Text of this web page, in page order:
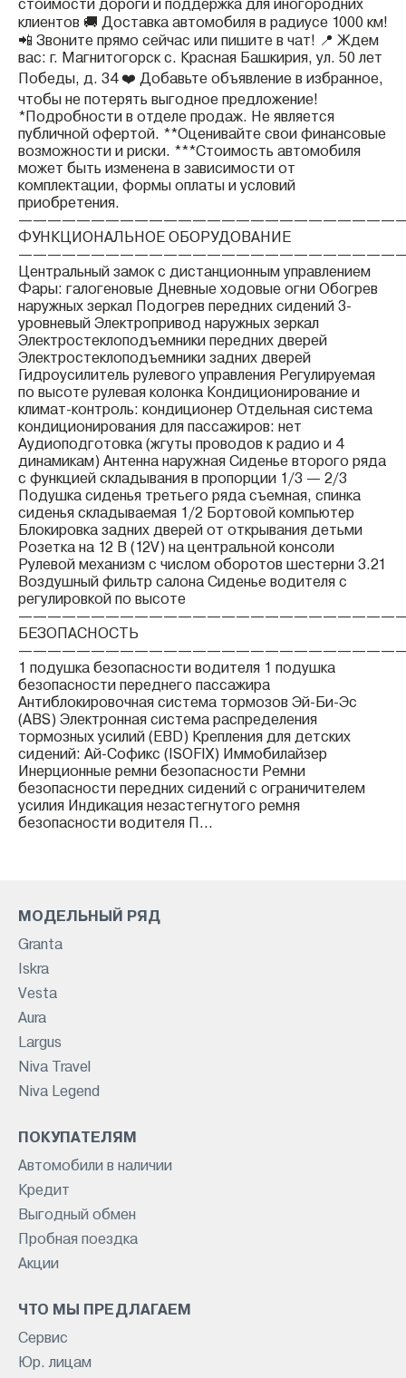
стоимости дороги и поддержка для иногородних
клиентов 🚚 Доставка автомобиля в радиусе 1000 км!
📲 Звоните прямо сейчас или пишите в чат! 📍 Ждем
вас: г. Магнитогорск с. Красная Башкирия, ул. 50 лет
Победы, д. 34 ❤️ Добавьте объявление в избранное,
чтобы не потерять выгодное предложение!
*Подробности в отделе продаж. Не является
публичной офертой. **Оценивайте свои финансовые
возможности и риски. ***Стоимость автомобиля
может быть изменена в зависимости от
комплектации, формы оплаты и условий
приобретения.
ФУНКЦИОНАЛЬНОЕ ОБОРУДОВАНИЕ
Центральный замок с дистанционным управлением
Фары: галогеновые Дневные ходовые огни Обогрев
наружных зеркал Подогрев передних сидений 3-
уровневый Электропривод наружных зеркал
Электростеклоподъемники передних дверей
Электростеклоподъемники задних дверей
Гидроусилитель рулевого управления Регулируемая
по высоте рулевая колонка Кондиционирование и
климат-контроль: кондиционер Отдельная система
кондиционирования для пассажиров: нет
Аудиоподготовка (жгуты проводов к радио и 4
динамикам) Антенна наружная Сиденье второго ряда
с функцией складывания в пропорции 1/3 — 2/3
Подушка сиденья третьего ряда съемная, спинка
сиденья складываемая 1/2 Бортовой компьютер
Блокировка задних дверей от открывания детьми
Розетка на 12 В (12V) на центральной консоли
Рулевой механизм с числом оборотов шестерни 3.21
Воздушный фильтр салона Сиденье водителя с
регулировкой по высоте
БЕЗОПАСНОСТЬ
1 подушка безопасности водителя 1 подушка
безопасности переднего пассажира
Антиблокировочная система тормозов Эй-Би-Эс
(ABS) Электронная система распределения
тормозных усилий (EBD) Крепления для детских
сидений: Ай-Софикс (ISOFIX) Иммобилайзер
Инерционные ремни безопасности Ремни
безопасности передних сидений с ограничителем
усилия Индикация незастегнутого ремня
безопасности водителя П...
МОДЕЛЬНЫЙ РЯД
Granta
Iskra
Vesta
Aura
Largus
Niva Travel
Niva Legend
ПОКУПАТЕЛЯМ
Автомобили в наличии
Кредит
Выгодный обмен
Пробная поездка
Акции
ЧТО МЫ ПРЕДЛАГАЕМ
Сервис
Юр. лицам